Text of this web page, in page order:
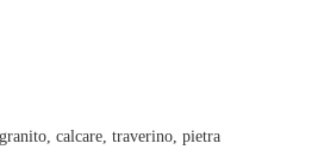
calcare, traverino, pietra